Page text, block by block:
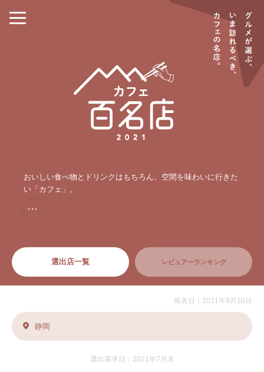
おいしい食べ物とドリンクはもちろん、空間を味わいに行きた
い「カフェ」。
・・・
選出店一覧 レビュアーランキング
発表日：2021年9月28日
静岡
選出基準日：2021年7月末